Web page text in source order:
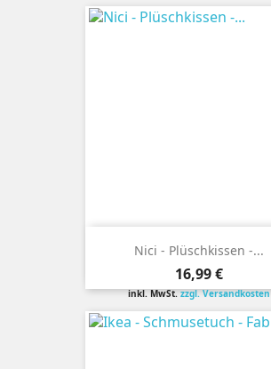
Nici - Plüschkissen -...
Preis
16,99 €
inkl. MwSt.zzgl. Versandkosten